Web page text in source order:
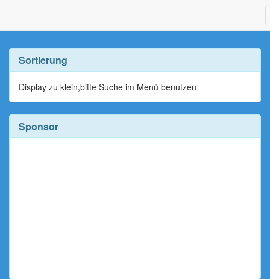
Sortierung
Display zu klein,bitte Suche im Menü benutzen
Sponsor